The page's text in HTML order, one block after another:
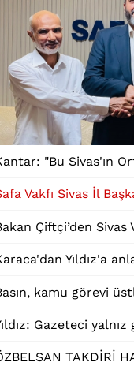
"Bu Sivas'ın
Vakfı Sivas İl
Çiftçi’den
Yıldız'a
kamu görevi
Gazeteci
TAKDİRİ